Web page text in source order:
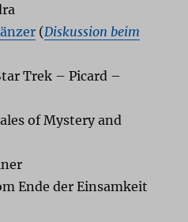
(Diskussion beim
Trek – Picard –
of Mystery and
Ende der Einsamkeit